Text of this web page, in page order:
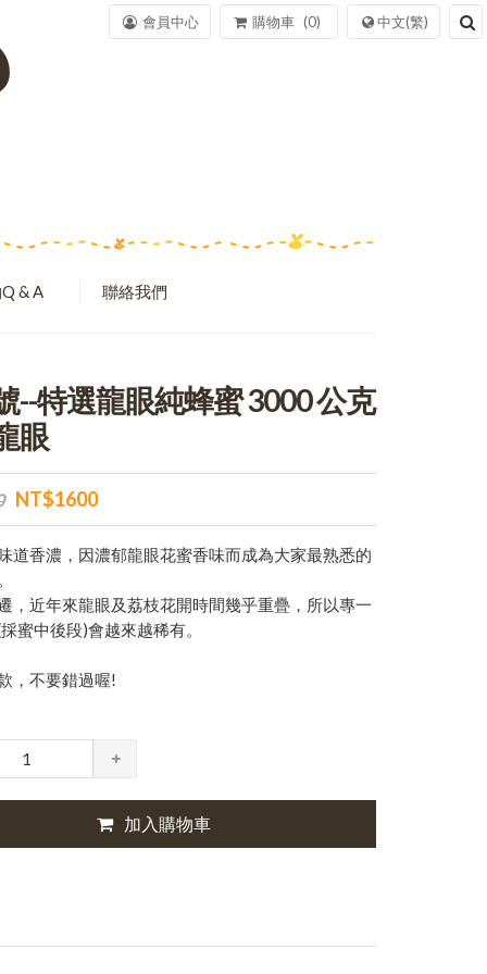
& A 聯絡我們
--特選龍眼純蜂蜜 3000 公克
眼
NT$1600
道香濃，因濃郁龍眼花蜜香味而成為大家最熟悉的
，近年來龍眼及荔枝花開時間幾乎重疊，所以專一
蜜中後段)會越來越稀有。
，不要錯過喔!
加入購物車
中文(繁)
購物車 0
會員中心